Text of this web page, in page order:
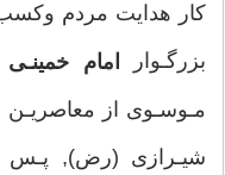
كار هدايت مردم وكسب
بزرگـوار
امام خمينـى
مـوسـوى از معاصريـن
شيـرازى (رض), پـس